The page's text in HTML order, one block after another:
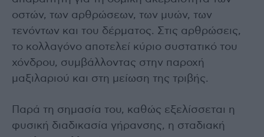
οστών, των αρθρώσεων, των μυών, των
τενόντων και του δέρματος. Στις αρθρώσεις,
το κολλαγόνο αποτελεί κύριο συστατικό του
χόνδρου, συμβάλλοντας στην παροχή
μαξιλαριού και στη μείωση της τριβής.
Παρά τη σημασία του, καθώς εξελίσσεται η
φυσική διαδικασία γήρανσης, η σταδιακή